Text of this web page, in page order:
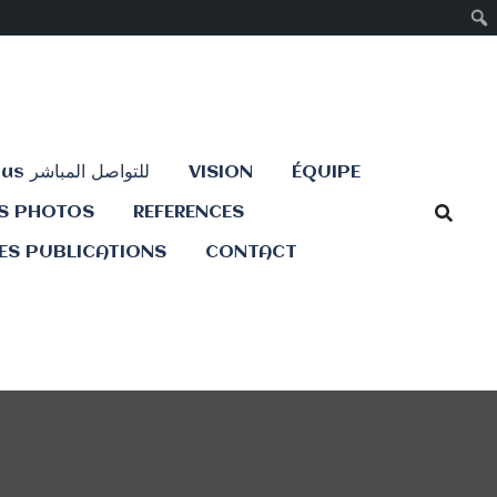
Contactez-nous للتواصل المباشر VISION ÉQUIPE
PHOTOS REFERENCES
PUBLICATIONS CONTACT